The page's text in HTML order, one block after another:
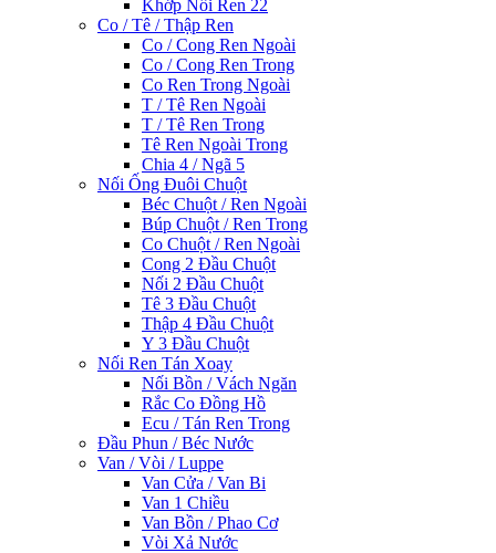
Khớp Nối Ren 22
Co / Tê / Thập Ren
Co / Cong Ren Ngoài
Co / Cong Ren Trong
Co Ren Trong Ngoài
T / Tê Ren Ngoài
T / Tê Ren Trong
Tê Ren Ngoài Trong
Chia 4 / Ngã 5
Nối Ống Đuôi Chuột
Béc Chuột / Ren Ngoài
Búp Chuột / Ren Trong
Co Chuột / Ren Ngoài
Cong 2 Đầu Chuột
Nối 2 Đầu Chuột
Tê 3 Đầu Chuột
Thập 4 Đầu Chuột
Y 3 Đầu Chuột
Nối Ren Tán Xoay
Nối Bồn / Vách Ngăn
Rắc Co Đồng Hồ
Ecu / Tán Ren Trong
Đầu Phun / Béc Nước
Van / Vòi / Luppe
Van Cửa / Van Bi
Van 1 Chiều
Van Bồn / Phao Cơ
Vòi Xả Nước